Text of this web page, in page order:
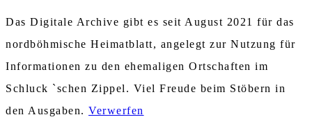
Das Digitale Archive gibt es seit August 2021 für das
nordböhmische Heimatblatt, angelegt zur Nutzung für
Informationen zu den ehemaligen Ortschaften im
Schluck `schen Zippel. Viel Freude beim Stöbern in
den Ausgaben. Verwerfen